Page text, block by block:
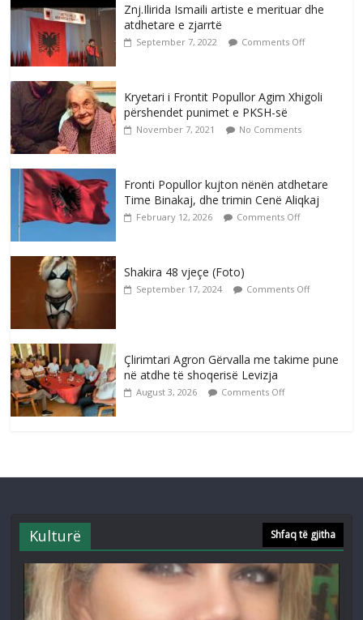
Znj.Ilirida Ismaili artiste e merituar dhe
atdhetare e zjarrtë
September 7, 2022 Comments Off
Kryetari i Frontit Popullor Agim Xhigoli
përshendet punimet e PKSH-së
November 7, 2021 No Comments
Fronti Popullor kujton nënën atdhetare
Time Binakaj, dhe trimin Cenë Aliqkaj
February 12, 2026 Comments Off
Shakira 48 vjeçe (Foto)
September 17, 2024 Comments Off
Çlirimtari Agron Gërvalla me takime pune
në atdhe të shoqerisë Levizja
August 3, 2026 Comments Off
Kulturë Shfaq të gjitha